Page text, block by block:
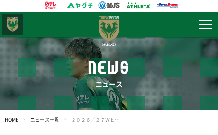
NEWS
ニュース
HOME ニュース一覧 ２０２６／２７ＷＥリーグシーズンチケット『2026/27 BELEZA PASS』販売のお知らせ